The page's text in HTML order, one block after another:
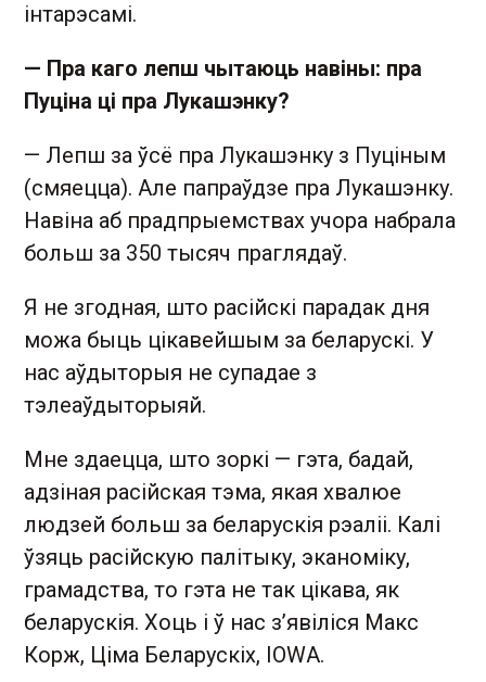
інтарэсамі.
— Пра каго лепш чытаюць навіны: пра
Пуціна ці пра Лукашэнку?
— Лепш за ўсё пра Лукашэнку з Пуціным
(смяецца). Але папраўдзе пра Лукашэнку.
Навіна аб прадпрыемствах учора набрала
больш за 350 тысяч праглядаў.
Я не згодная, што расійскі парадак дня
можа быць цікавейшым за беларускі. У
нас аўдыторыя не супадае з
тэлеаўдыторыяй.
Мне здаецца, што зоркі — гэта, бадай,
адзіная расійская тэма, якая хвалюе
людзей больш за беларускія рэаліі. Калі
ўзяць расійскую палітыку, эканоміку,
грамадства, то гэта не так цікава, як
беларускія. Хоць і ў нас з’явіліся Макс
Корж, Ціма Беларускіх, IOWA.